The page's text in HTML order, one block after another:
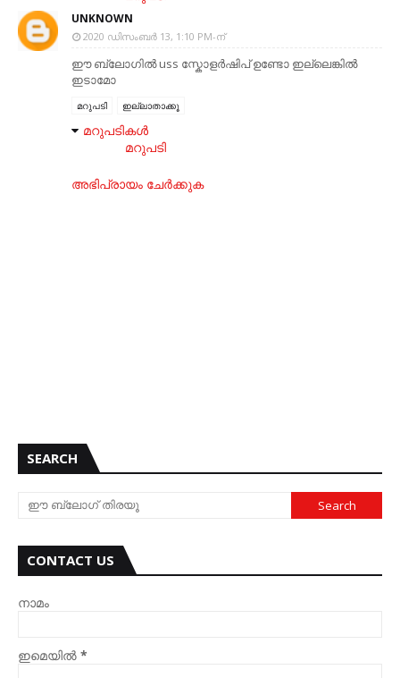
UNKNOWN
2020 ഡിസംബർ 13, 1:10 PM-ന്
ഈ ബ്ലോഗിൽ uss സ്കോളർഷിപ് ഉണ്ടോ ഇല്ലെങ്കിൽ
ഇടാമോ
മറുപടി ഇല്ലാതാക്കൂ
മറുപടികൾ
മറുപടി
അഭിപ്രായം ചേര്‍ക്കുക
SEARCH
CONTACT US
നാമം
ഇമെയില്‍ *